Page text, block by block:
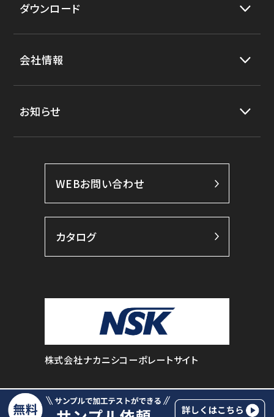
ダウンロード
会社情報
お知らせ
WEBお問い合わせ
カタログ
株式会社ナカニシコーポレートサイト
© NAKANISHI INC. All Rights Reserved.